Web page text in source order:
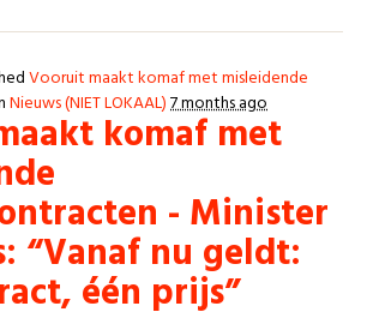
Vooruit maakt komaf met misleidende
Nieuws (NIET LOKAAL)7 months ago
komaf met
- Minister
“Vanaf nu geldt:
één prijs”